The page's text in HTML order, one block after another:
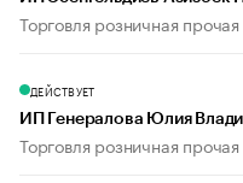
Торговля розничная прочая
ДЕЙСТВУЕТ
ИП Генералова Юлия
Торговля розничная прочая